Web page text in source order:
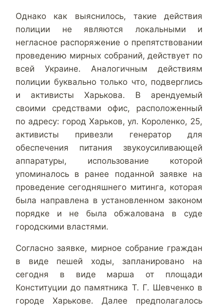
Однако как выяснилось, такие действия
полиции не являются локальными и
негласное распоряжение о препятствовании
проведению мирных собраний, действует по
всей Украине. Аналогичным действиям
полиции буквально только что, подверглись
и активисты Харькова. В арендуемый
своими средствами офис, расположенный
по адресу: город Харьков, ул. Короленко, 25,
активисты привезли генератор для
обеспечения питания звукоусиливающей
аппаратуры, использование которой
упоминалось в ранее поданной заявке на
проведение сегодняшнего митинга, которая
была направлена в установленном законом
порядке и не была обжалована в суде
городскими властями.
Согласно заявке, мирное собрание граждан
в виде пешей ходы, запланировано на
сегодня в виде марша от площади
Конституции до памятника Т. Г. Шевченко в
городе Харькове. Далее предполагалось